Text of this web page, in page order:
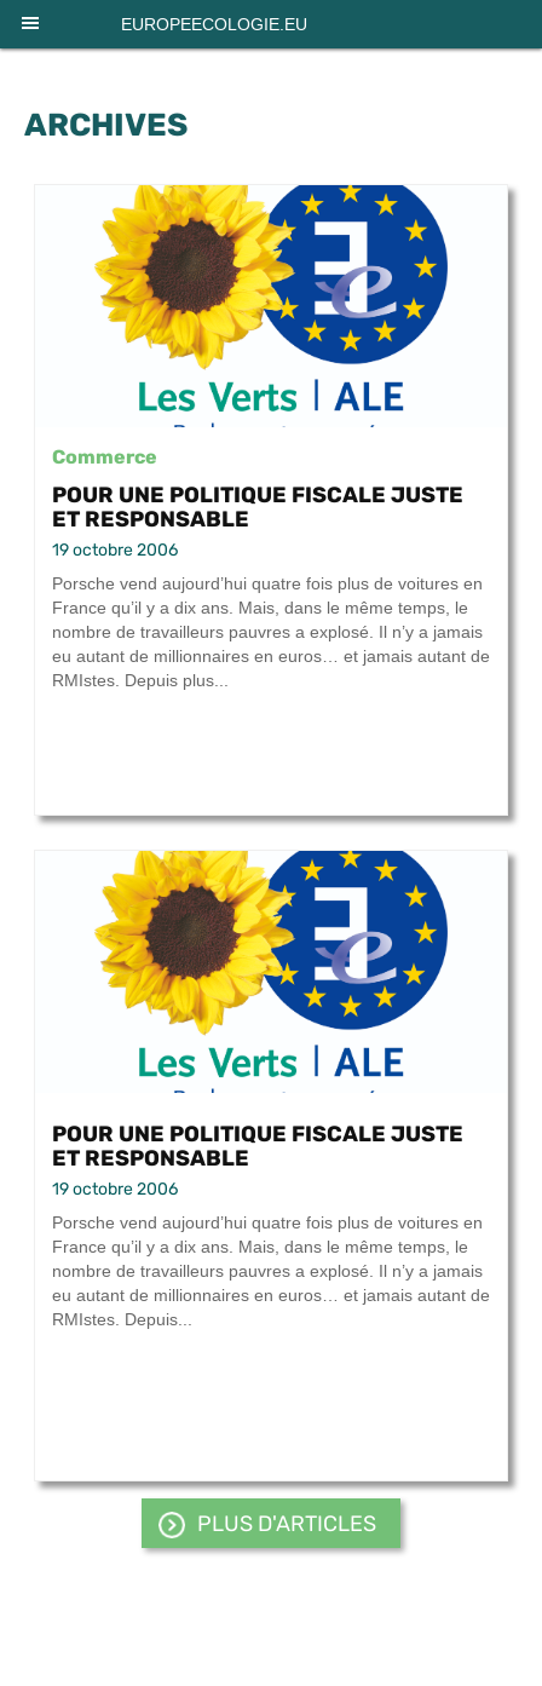
EUROPEECOLOGIE.EU
ARCHIVES
Commerce
POUR UNE POLITIQUE FISCALE JUSTE
ET RESPONSABLE
19 octobre 2006
Porsche vend aujourd’hui quatre fois plus de voitures en
France qu’il y a dix ans. Mais, dans le même temps, le
nombre de travailleurs pauvres a explosé. Il n’y a jamais
eu autant de millionnaires en euros… et jamais autant de
RMIstes. Depuis plus...
POUR UNE POLITIQUE FISCALE JUSTE
ET RESPONSABLE
19 octobre 2006
Porsche vend aujourd’hui quatre fois plus de voitures en
France qu’il y a dix ans. Mais, dans le même temps, le
nombre de travailleurs pauvres a explosé. Il n’y a jamais
eu autant de millionnaires en euros… et jamais autant de
RMIstes. Depuis...
PLUS D'ARTICLES